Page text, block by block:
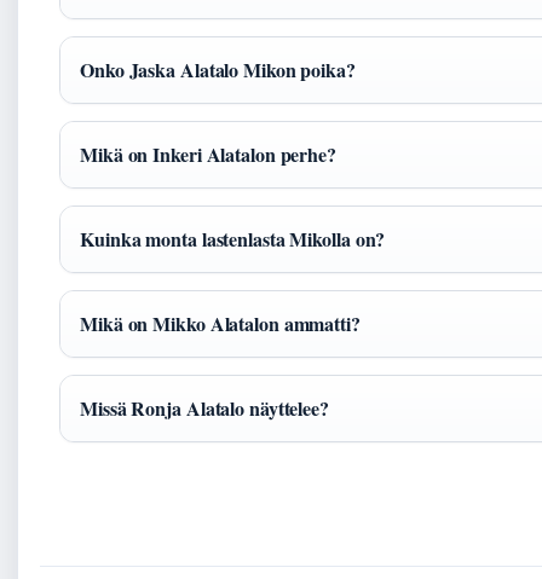
Onko Jaska Alatalo Mikon poika?
Mikä on Inkeri Alatalon perhe?
Kuinka monta lastenlasta Mikolla on?
Mikä on Mikko Alatalon ammatti?
Missä Ronja Alatalo näyttelee?